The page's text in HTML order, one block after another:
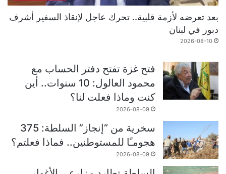
بعد تعرضه لأزمة قلبية.. تحرك عاجل لإنقاذ السفير أشرف
دبور في لبنان
2026-08-10
فتح غزة تفتح دفتر الحساب مع
محمود العالول: 10 سنوات.. أين
كنت وماذا فعلت لنا؟
2026-08-09
سخرية من “إنجاز” السلطة: 375
هجومـًا للمستوطنين.. فماذا فعلتم؟
2026-08-09